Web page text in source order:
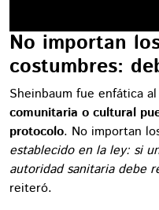
No importan
costumbres:
Sheinbaum fue enfática
comunitaria o cultural
protocolo. No importan
establecido en la ley: si
autoridad sanitaria debe
reiteró.